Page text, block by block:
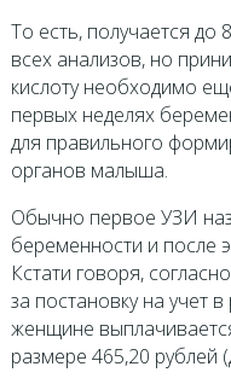
То есть, получается
всех анализов, но
кислоту необходимо
первых неделях
для правильного
органов малыша.
Обычно первое УЗИ
беременности и после
Кстати говоря,
за постановку на учет
женщине
размере 465,20 рублей